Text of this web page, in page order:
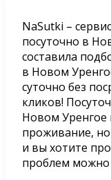
NaSutki –
посуточно в
составила
в Новом
суточно без
кликов!
Новом Уренгое
проживание,
и вы хотите
проблем можно